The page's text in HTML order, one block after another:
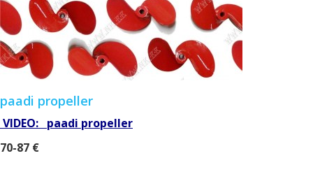
paadi propeller
VIDEO: paadi propeller
70-87 €